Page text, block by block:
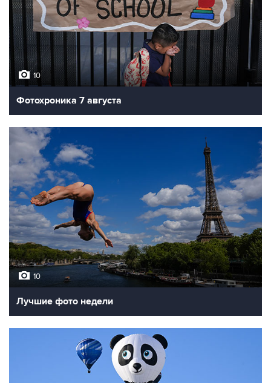
10
Фотохроника 7 августа
10
Лучшие фото недели